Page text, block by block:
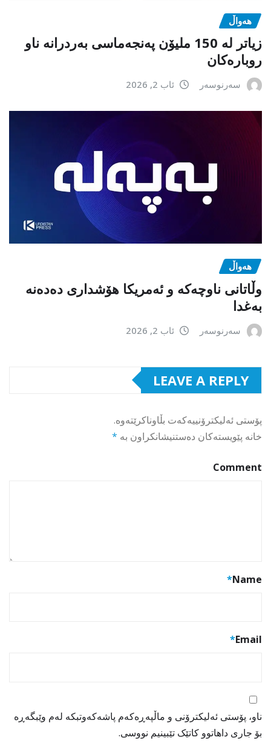
هەواڵ
زیاتر لە 150 ملیۆن پەنجەماسی بەردرانە ناو
روبارەکان
سەرنوسەر ئاب 2, 2026
هەواڵ
وڵاتانی ناوچەکە و ئەمریکا هۆشداری دەدەنە
بەغدا
سەرنوسەر ئاب 2, 2026
LEAVE A REPLY
پۆستی ئەلیکترۆنییەکەت بڵاوناکرێتەوە.
خانە پێویستەکان دەستنیشانکراون بە *
Comment
Name
*
Email
*
ناو، پۆستی ئەلیکترۆنی و ماڵپەڕەکەم پاشەکەوتبکە لەم وێبگەڕە
بۆ جاری داهاتوو کاتێک تێبینیم نووسی.